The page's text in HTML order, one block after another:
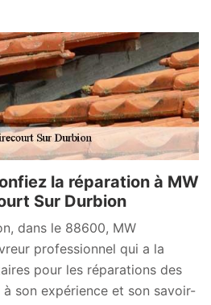
la réparation à MW
Sur Durbion
dans le 88600, MW
professionnel qui a la
pour les réparations des
son expérience et son savoir-